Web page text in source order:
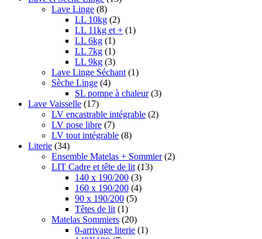
Lave Linge (8)
LL 10kg (2)
LL 11kg et + (1)
LL 6kg (1)
LL 7kg (1)
LL 9kg (3)
Lave Linge Séchant (1)
Sèche Linge (4)
SL pompe à chaleur (3)
Lave Vaisselle (17)
LV encastrable intégrable (2)
LV pose libre (7)
LV tout intégrable (8)
Literie (34)
Ensemble Matelas + Sommier (2)
LIT Cadre et tête de lit (13)
140 x 190/200 (3)
160 x 190/200 (4)
90 x 190/200 (5)
Têtes de lit (1)
Matelas Sommiers (20)
0-arrivage literie (1)